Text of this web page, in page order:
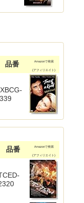
品番 Amazonで検索
(アフィリエイト)
品番 Amazonで検索
(アフィリエイト)